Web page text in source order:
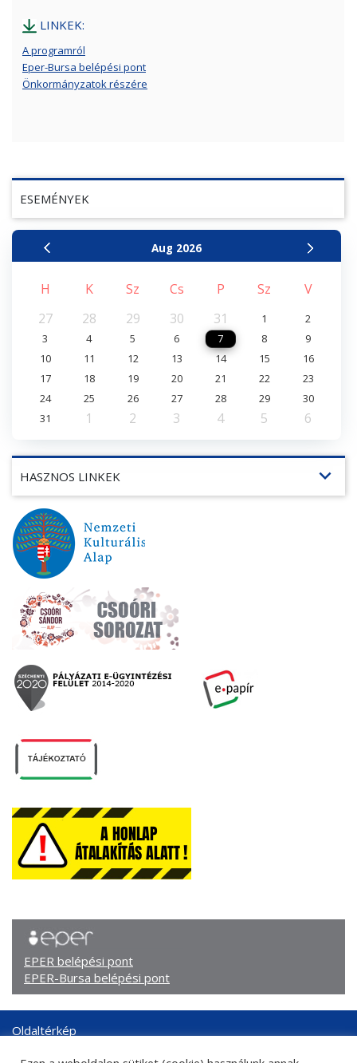
ESEMÉNYEK
Aug 2026
H K Sz Cs P Sz
V
27
28 29 30 31 1
2
3
4 5 6 7 8
9
10
11 12 13 14 15
16
17
18 19 20 21 22
23
24
25 26 27 28 29
30
31
1 2 3 4 5 6
EPER belépési pont
EPER-Bursa belépési pont
HASZNOS LINKEK expand_more
LINKEK:
A programról
Eper-Bursa belépési pont
Önkormányzatok részére
Oldaltérkép